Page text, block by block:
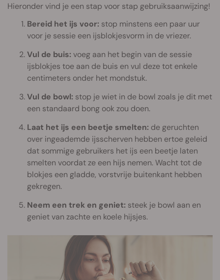
Hieronder vind je een stap voor stap gebruiksaanwijzing!
Bereid het ijs voor: stop minstens een paar uur
voor je sessie een ijsblokjesvorm in de vriezer.
Vul de buis: voeg aan het begin van de sessie
ijsblokjes toe aan de buis en vul deze tot enkele
centimeters onder het mondstuk.
Vul de bowl: stop je wiet in de bowl zoals je dit met
een standaard bong ook zou doen.
Laat het ijs een beetje smelten: de geruchten
over ingeademde ijsscherven hebben ertoe geleid
dat sommige gebruikers het ijs een beetje laten
smelten voordat ze een hijs nemen. Wacht tot de
blokjes een gladde, vorstvrije buitenkant hebben
gekregen.
Neem een trek en geniet: steek je bowl aan en
geniet van zachte en koele hijsjes.